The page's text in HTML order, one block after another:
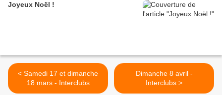
Joyeux Noël !
< Samedi 17 et dimanche
18 mars - Interclubs
Dimanche 8 avril -
Interclubs >